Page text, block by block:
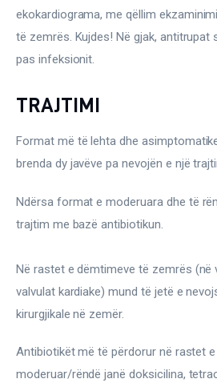
ekokardiograma, me qëllim
të zemrës. Kujdes! Në gjak, antitrupat
pas infeksionit.
TRAJTIMI
Format më të lehta dhe
brenda dy javëve pa nevojën e një
Ndërsa format e moderuara dhe të
trajtim me bazë antibiotikun.
Në rastet e dëmtimeve të zemrës (në
valvulat kardiake) mund të jetë e
kirurgjikale në zemër.
Antibiotikët më të përdorur në rastet e
moderuar/rëndë janë doksicilina,